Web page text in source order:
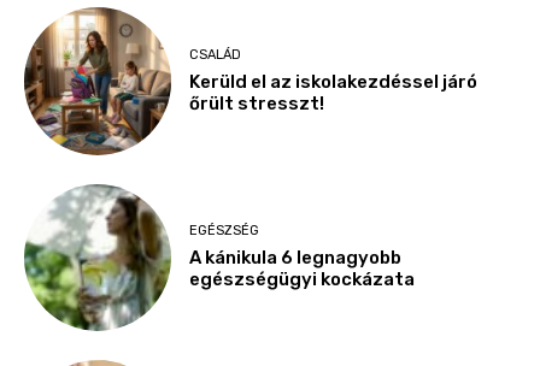
CSALÁD
Kerüld el az iskolakezdéssel járó
őrült stresszt!
EGÉSZSÉG
A kánikula 6 legnagyobb
egészségügyi kockázata